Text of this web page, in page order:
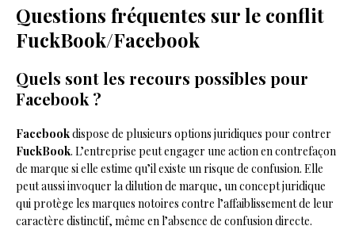
Questions fréquentes sur le conflit
FuckBook/Facebook
Quels sont les recours possibles pour
Facebook ?
Facebookdispose de plusieurs options juridiques pour contrer
FuckBook. L’entreprise peut engager une action en contrefaçon
de marque si elle estime qu’il existe un risque de confusion. Elle
peut aussi invoquer la dilution de marque, un concept juridique
qui protège les marques notoires contre l’affaiblissement de leur
caractère distinctif, même en l’absence de confusion directe.